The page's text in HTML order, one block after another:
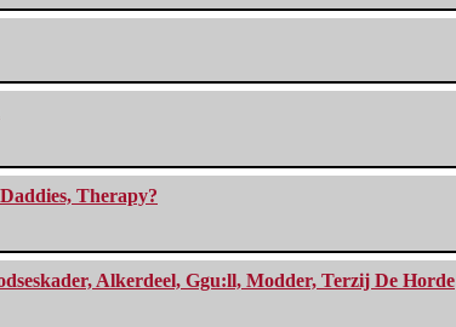
Therapy?
Alkerdeel, Ggu:ll, Modder, Terzij De Horde